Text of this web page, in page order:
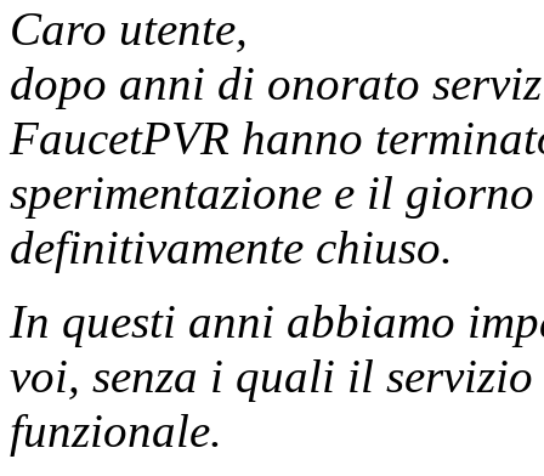
Caro utente,
dopo anni di onorato
FaucetPVR hanno
sperimentazione e il
definitivamente chiuso.
In questi anni abbiamo
voi, senza i quali il
funzionale.